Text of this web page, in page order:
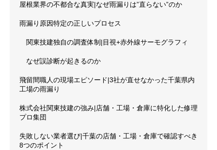
屋根業界の不都合な真実|なぜ雨漏りは”直らない”のか
雨漏り原因特定の正しいプロセス
関東技建独自の調査体制|目視+赤外線サーモグラフィ
なぜ誤診断が起きるのか
飛留間職人の現場エピソード|3社が直せなかった千葉県内
工場の雨漏り
株式会社関東技建の強み|店舗・工場・倉庫に特化した修理
プロ集団
失敗しない業者選び|千葉の店舗・工場・倉庫で確認すべき
8つのポイント